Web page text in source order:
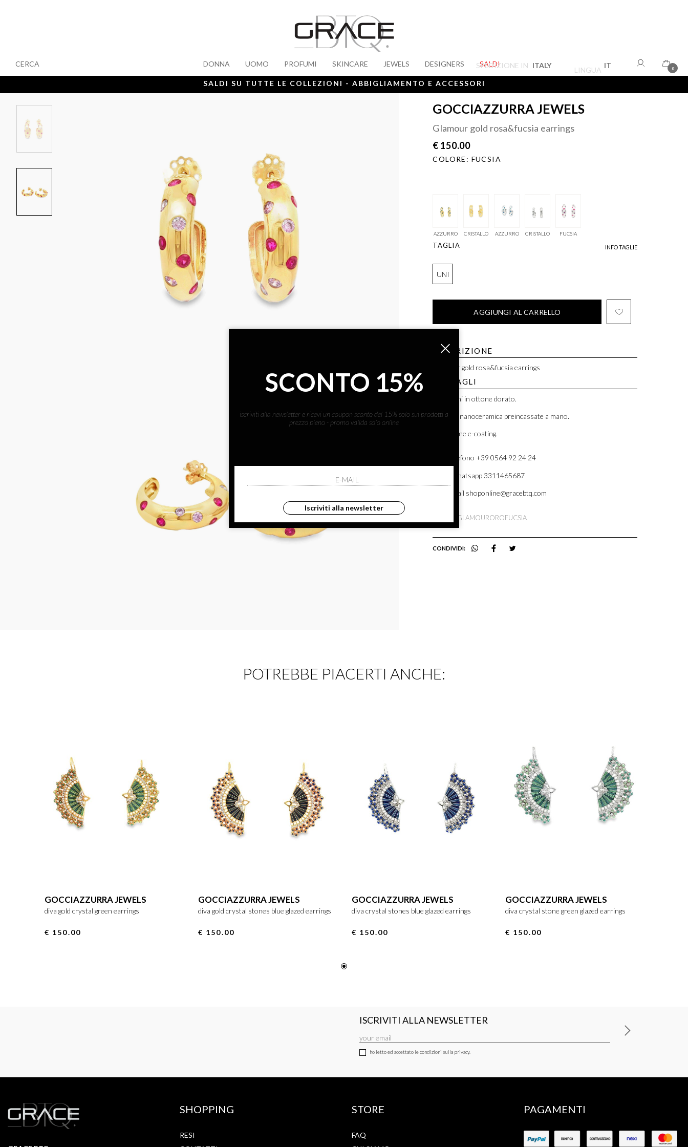
SPEDIZIONE IN ITALY
LINGUA
IT 0
DONNA UOMO PROFUMI SKINCARE JEWELS DESIGNERS SALDI
CERCA
SALDI SU TUTTE LE COLLEZIONI - ABBIGLIAMENTO E ACCESSORI
GOCCIAZZURRA JEWELS
Glamour gold rosa&fucsia earrings
€ 150.00
COLORE: FUCSIA
AZZURRO CRISTALLO AZZURRO CRISTALLO FUCSIA
TAGLIA INFO TAGLIE
UNI
AGGIUNGI AL CARRELLO
DESCRIZIONE
Glamour gold rosa&fucsia earrings
DETTAGLI
Orecchini in ottone dorato.
Pietre in nanoceramica preincassate a mano.
Protezione e-coating.
Telefono +39 0564 92 24 24
Whatsapp 3311465687
Email shoponline@gracebtq.com
SKU: ORGLAMOUROROFUCSIA
CONDIVIDI:
POTREBBE PIACERTI ANCHE:
GOCCIAZZURRA JEWELS
diva gold crystal green earrings
€ 150.00
GOCCIAZZURRA JEWELS
diva gold crystal stones blue glazed earrings
€ 150.00
GOCCIAZZURRA JEWELS
diva crystal stones blue glazed earrings
€ 150.00
GOCCIAZZURRA JEWELS
diva crystal stone green glazed earrings
€ 150.00
ISCRIVITI ALLA NEWSLETTER
ho letto ed accettato le condizioni sulla privacy.
SHOPPING
RESI
STORE
FAQ
PAGAMENTI
SCONTO 15%
iscriviti alla newsletter e ricevi un coupon sconto del 15% solo sui prodotti a
prezzo pieno - promo valida solo online
Iscriviti alla newsletter